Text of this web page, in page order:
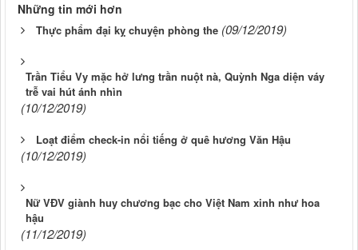
Những tin mới hơn
Thực phẩm đại kỵ chuyện phòng the (09/12/2019)
Trần Tiểu Vy mặc hở lưng trần nuột nà, Quỳnh Nga diện váy
trễ vai hút ánh nhìn
(10/12/2019)
Loạt điểm check-in nổi tiếng ở quê hương Văn Hậu
(10/12/2019)
Nữ VĐV giành huy chương bạc cho Việt Nam xinh như hoa
hậu
(11/12/2019)